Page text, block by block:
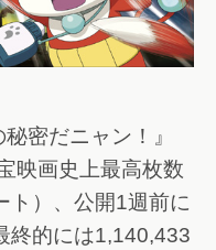
密だニャン！』
映画史上最高枚数
ト）、公開1週前に
終的には1,140,433